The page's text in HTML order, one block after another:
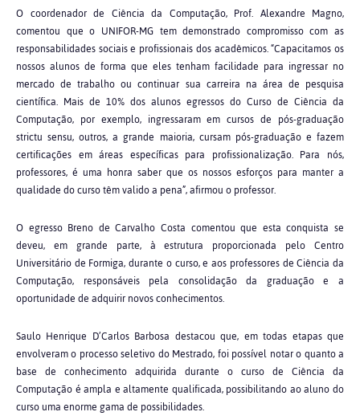
O coordenador de Ciência da Computação, Prof. Alexandre Magno,
comentou que o UNIFOR-MG tem demonstrado compromisso com as
responsabilidades sociais e profissionais dos acadêmicos. “Capacitamos os
nossos alunos de forma que eles tenham facilidade para ingressar no
mercado de trabalho ou continuar sua carreira na área de pesquisa
científica. Mais de 10% dos alunos egressos do Curso de Ciência da
Computação, por exemplo, ingressaram em cursos de pós-graduação
strictu sensu, outros, a grande maioria, cursam pós-graduação e fazem
certificações em áreas específicas para profissionalização. Para nós,
professores, é uma honra saber que os nossos esforços para manter a
qualidade do curso têm valido a pena”, afirmou o professor.
O egresso Breno de Carvalho Costa comentou que esta conquista se
deveu, em grande parte, à estrutura proporcionada pelo Centro
Universitário de Formiga, durante o curso, e aos professores de Ciência da
Computação, responsáveis pela consolidação da graduação e a
oportunidade de adquirir novos conhecimentos.
Saulo Henrique D’Carlos Barbosa destacou que, em todas etapas que
envolveram o processo seletivo do Mestrado, foi possível notar o quanto a
base de conhecimento adquirida durante o curso de Ciência da
Computação é ampla e altamente qualificada, possibilitando ao aluno do
curso uma enorme gama de possibilidades.